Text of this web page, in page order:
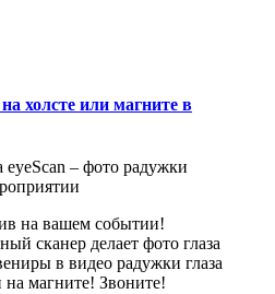
холсте или магните в
eyeScan – фото радужки
на вашем событии!
сканер делает фото глаза
в видео радужки глаза
магните! Звоните!